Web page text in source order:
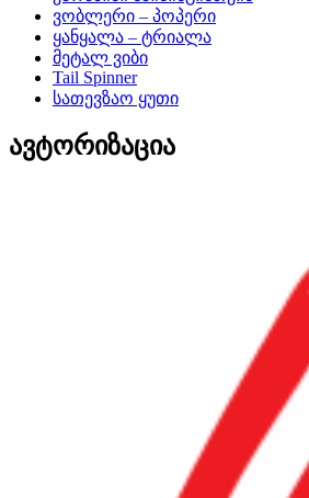
ვობლერი – პოპერი
ყანყალა – ტრიალა
მეტალ ვიბი
Tail Spinner
სათევზაო ყუთი
ავტორიზაცია